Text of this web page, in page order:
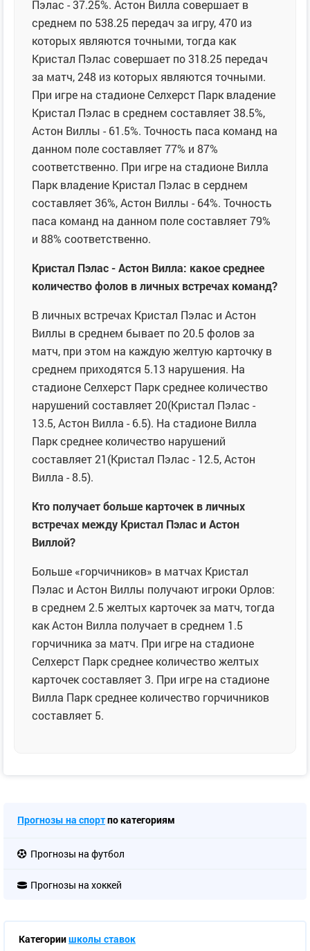
Пэлас - 37.25%. Астон Вилла совершает в
среднем по 538.25 передач за игру, 470 из
которых являются точными, тогда как
Кристал Пэлас совершает по 318.25 передач
за матч, 248 из которых являются точными.
При игре на стадионе Селхерст Парк владение
Кристал Пэлас в среднем составляет 38.5%,
Астон Виллы - 61.5%. Точность паса команд на
данном поле составляет 77% и 87%
соответственно. При игре на стадионе Вилла
Парк владение Кристал Пэлас в серднем
составляет 36%, Астон Виллы - 64%. Точность
паса команд на данном поле составляет 79%
и 88% соответственно.
Кристал Пэлас - Астон Вилла: какое среднее
количество фолов в личных встречах команд?
В личных встречах Кристал Пэлас и Астон
Виллы в среднем бывает по 20.5 фолов за
матч, при этом на каждую желтую карточку в
среднем приходятся 5.13 нарушения. На
стадионе Селхерст Парк среднее количество
нарушений составляет 20(Кристал Пэлас -
13.5, Астон Вилла - 6.5). На стадионе Вилла
Парк среднее количество нарушений
составляет 21(Кристал Пэлас - 12.5, Астон
Вилла - 8.5).
Кто получает больше карточек в личных
встречах между Кристал Пэлас и Астон
Виллой?
Больше «горчичников» в матчах Кристал
Пэлас и Астон Виллы получают игроки Орлов:
в среднем 2.5 желтых карточек за матч, тогда
как Астон Вилла получает в среднем 1.5
горчичника за матч. При игре на стадионе
Селхерст Парк среднее количество желтых
карточек составляет 3. При игре на стадионе
Вилла Парк среднее количество горчичников
составляет 5.
Прогнозы на спортпо категориям
Прогнозы на футбол
Прогнозы на хоккей
Категориишколы ставок